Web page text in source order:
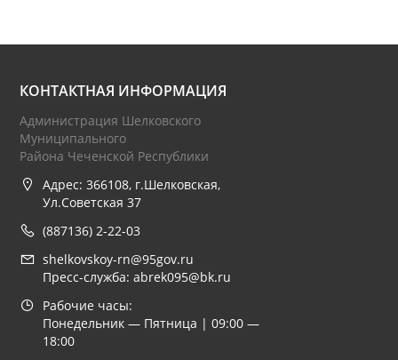
КОНТАКТНАЯ ИНФОРМАЦИЯ
Администрация Шелковского
Муниципального
Района Чеченской Республики
Адрес: 366108, г.Шелковская,
Ул.Советская 37
(887136) 2-22-03
shelkovskoy-rn@95gov.ru
Пресс-служба: abrek095@bk.ru
Рабочие часы:
Понедельник — Пятница | 09:00 —
18:00